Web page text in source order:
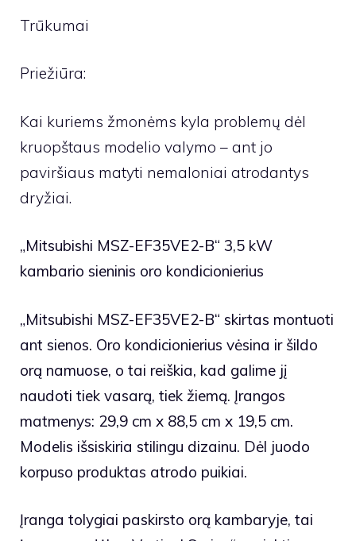
Trūkumai
Priežiūra:
Kai kuriems žmonėms kyla problemų dėl
kruopštaus modelio valymo – ant jo
paviršiaus matyti nemaloniai atrodantys
dryžiai.
„Mitsubishi MSZ-EF35VE2-B“ 3,5 kW
kambario sieninis oro kondicionierius
„Mitsubishi MSZ-EF35VE2-B“ skirtas montuoti
ant sienos. Oro kondicionierius vėsina ir šildo
orą namuose, o tai reiškia, kad galime jį
naudoti tiek vasarą, tiek žiemą. Įrangos
matmenys: 29,9 cm x 88,5 cm x 19,5 cm.
Modelis išsiskiria stilingu dizainu. Dėl juodo
korpuso produktas atrodo puikiai.
Įranga tolygiai paskirsto orą kambaryje, tai